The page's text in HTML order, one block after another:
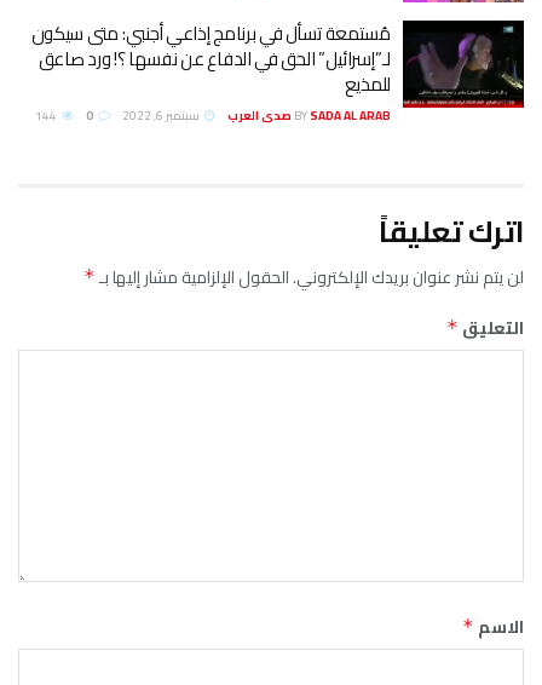
تسأل في برنامج إذاعي أجنبي: متى سيكون
الحق في الدفاع عن نفسها ؟! ورد صاعق
سبتمبر 6, 2022 0
144
الإلكتروني.الحقول الإلزامية مشار إليها بـ*